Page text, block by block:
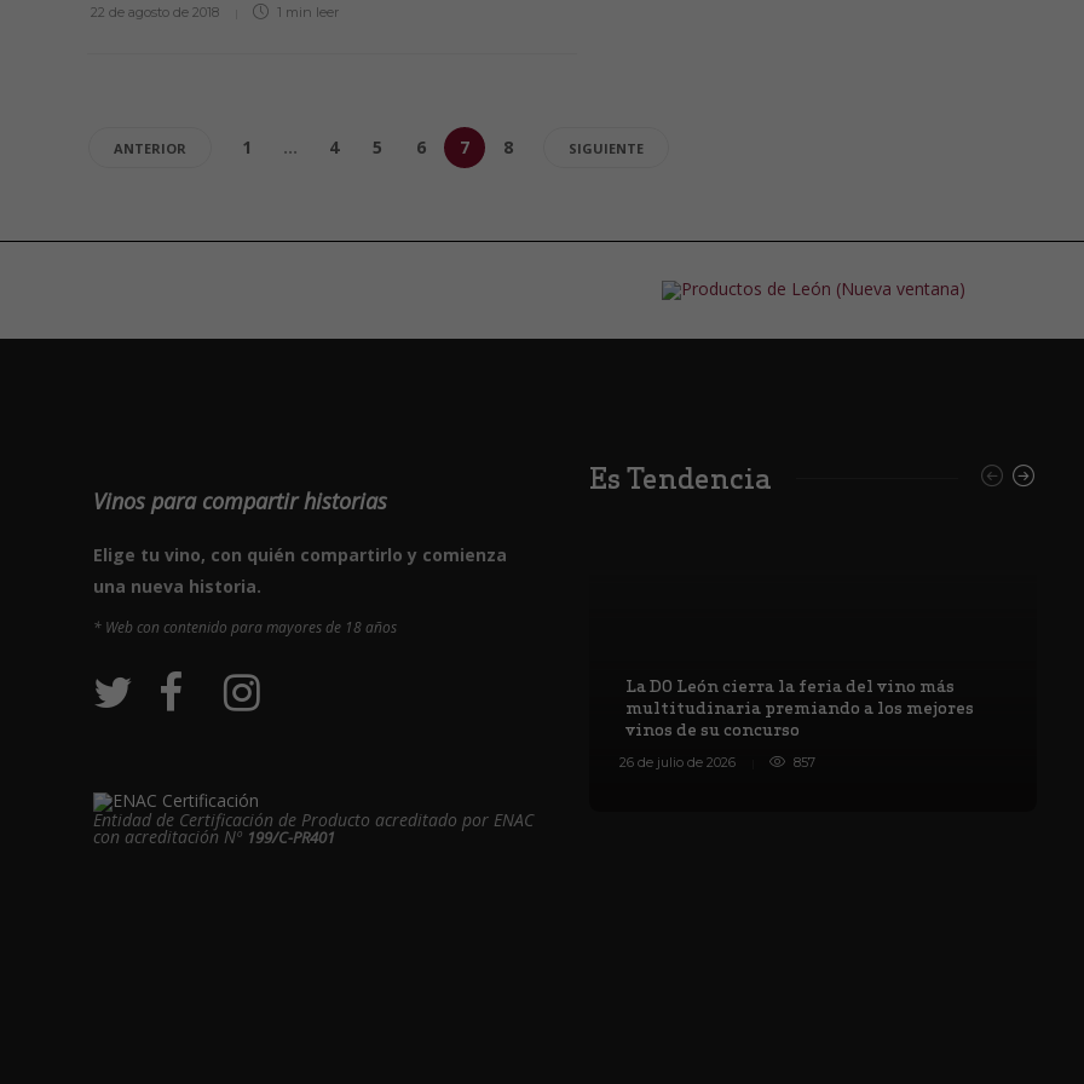
22 de agosto de 2018 1 min leer
ANTERIOR 1 … 4 5 6 7 8 SIGUIENTE
Vinos para compartir historias
Elige tu vino, con quién compartirlo y comienza
una nueva historia.
* Web con contenido para mayores de 18 años
Entidad de Certificación de Producto acreditado por ENAC
con acreditación Nº 199/C-PR401
Es Tendencia
La DO León cierra la feria del vino más
multitudinaria premiando a los mejores
vinos de su concurso
26 de julio de 2026 857